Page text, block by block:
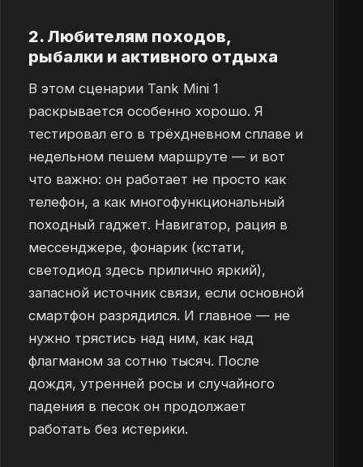
2. Любителям походов,
рыбалки и активного отдыха
В этом сценарии Tank Mini 1
раскрывается особенно хорошо. Я
тестировал его в трёхдневном сплаве и
недельном пешем маршруте — и вот
что важно: он работает не просто как
телефон, а как многофункциональный
походный гаджет. Навигатор, рация в
мессенджере, фонарик (кстати,
светодиод здесь прилично яркий),
запасной источник связи, если основной
смартфон разрядился. И главное — не
нужно трястись над ним, как над
флагманом за сотню тысяч. После
дождя, утренней росы и случайного
падения в песок он продолжает
работать без истерики.